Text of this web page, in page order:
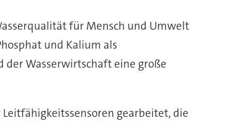
für Mensch und Umwelt
und Kalium als
der Wasserwirtschaft eine große
gearbeitet, die